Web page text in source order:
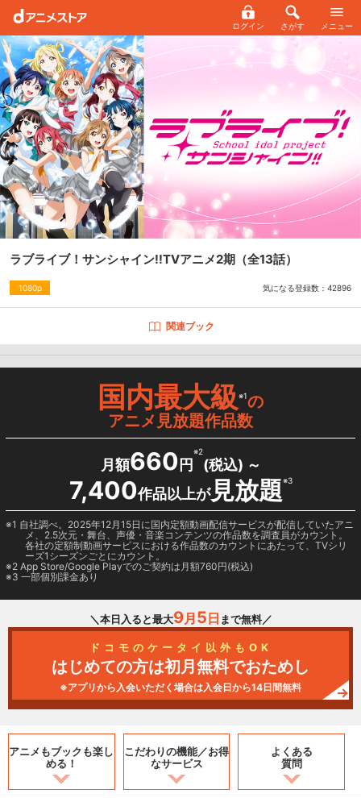
ログイン さがす メニュー
ラブライブ！サンシャイン!!TVアニメ2期 （全13話）
1080p 気になる登録数： 42896
関連ブック
国内最大級※1の
アニメ見放題作品数
月額660 円
※2
(税込) ～
7,400作品以上が見放題※3
1 自社調べ。2025年12月15日に国内定額動画配信サービスが配信していたアニ
メ、2.5次元・舞台、声優・音楽コンテンツの作品数を調査員がカウント。
各社の定額制動画サービスにおける作品数のカウントにあたって、TVシリ
ーズ1シーズンごとにカウント。
2 App Store/Google Playでのご契約は月額760円(税込)
3 一部個別課金あり
＼本日入ると最大9月 5 日 まで無料／
ドコモのケータイ以外もOK
はじめての方は初月無料でおためし
※アプリから入会いただく場合は入会日から14日間無料
アニメもブックも楽し
める！
こだわりの機能／お得
なサービス
よくある
質問